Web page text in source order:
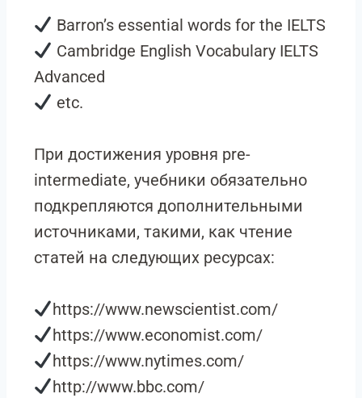
Barron’s essential words for the IELTS
Cambridge English Vocabulary IELTS
Advanced
etc.
При достижения уровня pre-
intermediate, учебники обязательно
подкрепляются дополнительными
источниками, такими, как чтение
статей на следующих ресурсах:
https://www.newscientist.com/
https://www.economist.com/
https://www.nytimes.com/
http://www.bbc.com/